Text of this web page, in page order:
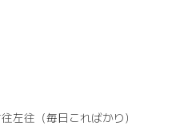
左往（毎日こればかり）